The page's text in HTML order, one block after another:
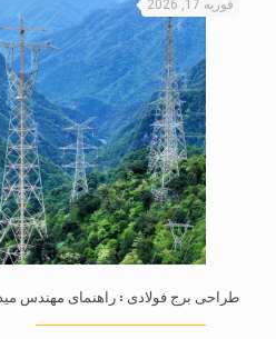
فوریه 17, 2026
طراحی برج فولادی : راهنمای مهندس